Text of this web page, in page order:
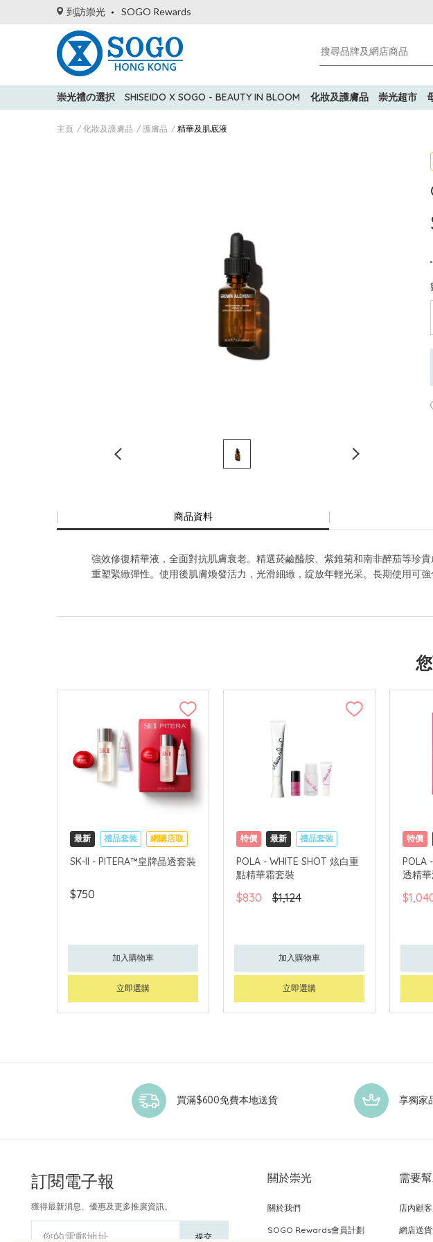
到訪崇光 SOGO Rewards
崇光禮の選択 SHISEIDO X SOGO - BEAUTY IN BLOOM 化妝及護膚品 崇光超市
主頁 化妝及護膚品 護膚品 精華及肌底液
商品資料
強效修復精華液，全面對抗肌膚衰老。精選菸鹼醯胺、紫錐菊和南非醉茄等珍
重塑緊緻彈性。使用後肌膚煥發活力，光滑細緻，綻放年輕光采。長期使用可
最新 禮品套裝
網購店取
可中國內地配送
SK-II - PITERA™皇牌晶透套裝
$750
加入購物車
立即選購
特價 最新
禮品套裝
網購店取
可中國內地配送
POLA - WHITE SHOT 炫白重
點精華霜套裝
$830 $1,124
加入購物車
立即選購
特價
網購店
POLA
透精
買滿$600免費本地送貨 享獨家
訂閱電子報
獲得最新消息、優惠及更多推廣資訊。
您的電郵地址 提交
關於崇光
關於我們
SOGO Rewards會員計劃
需要
店內顧
網店送